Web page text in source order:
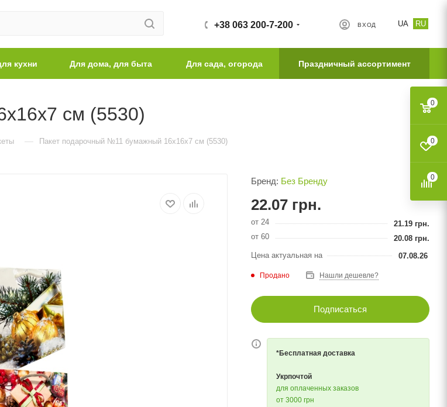
UA RU
ВХОД
+38 063 200-7-200
кухни Для дома, для быта Для сада, огорода Праздничный ассортимент
см (5530)
— Пакет подарочный №11 бумажный 16х16х7 см (5530)
Бренд: Без Бренду
22.07 грн.
от 24 21.19 грн.
от 60
20.08 грн.
Цена актуальная на
07.08.26
Продано Нашли дешевле?
Подписаться
*Бесплатная доставка
Укрпочтой
для оплаченных заказов
от 3000 грн
0
0
0